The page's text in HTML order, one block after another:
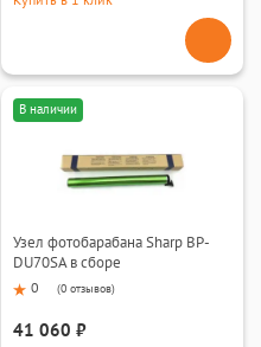
В наличии
Узел фотобарабана Sharp BP-
DU70SA в сборе
0 (0 отзывов)
41 060 ₽